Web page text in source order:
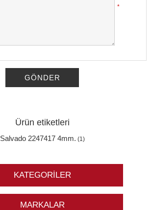
*
GÖNDER
Ürün etiketleri
Salvado 2247417 4mm. (1)
KATEGORILER
MARKALAR